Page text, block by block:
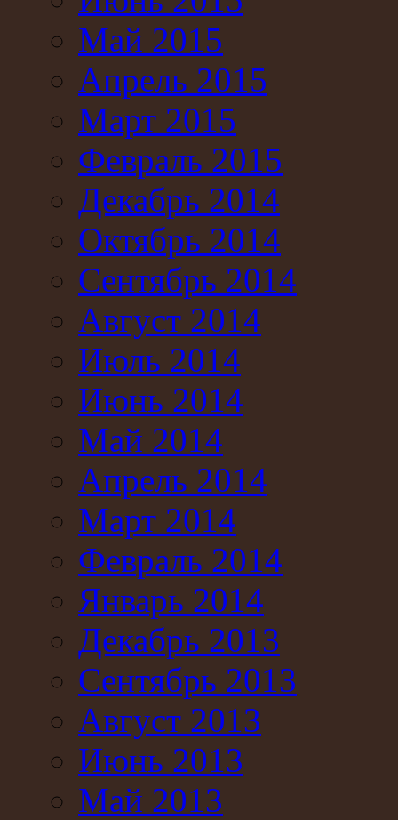
Май 2015
Апрель 2015
Март 2015
Февраль 2015
Декабрь 2014
Октябрь 2014
Сентябрь 2014
Август 2014
Июль 2014
Июнь 2014
Май 2014
Апрель 2014
Март 2014
Февраль 2014
Январь 2014
Декабрь 2013
Сентябрь 2013
Август 2013
Июнь 2013
Май 2013